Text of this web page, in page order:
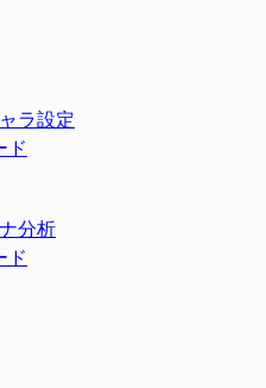
ラ設定
ド
分析
ド